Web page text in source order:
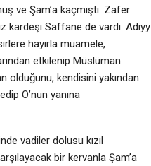
ve Şam’a kaçmıştı. Zafer
kardeşi Saffane de vardı. Adiyy
hayırla muamele,
etkilenip Müslüman
olduğunu, kendisini yakından
O’nun yanına
vadiler dolusu kızıl
bir kervanla Şam’a